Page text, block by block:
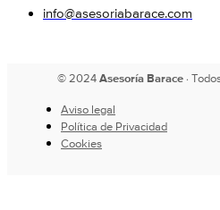
info@asesoriabarace.com
© 2024 Asesoría Barace·
Aviso legal
Política de Privacidad
Cookies